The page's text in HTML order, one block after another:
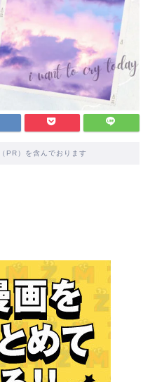
PR）を含んでおります